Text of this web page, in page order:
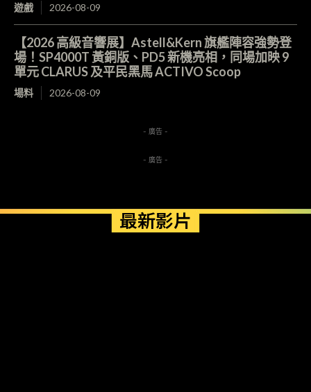
遊戲 2026-08-09
【2026 高級音響展】Astell&Kern 旗艦陣容強勢登
場！SP4000T 黃銅版、PD5 新機亮相，同場加映 9
單元 CLARUS 及平民黑馬 ACTIVO Scoop
場料 2026-08-09
- 廣告 -
- 廣告 -
最新影片